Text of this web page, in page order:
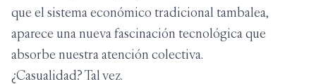
que el sistema económico tradicional tambalea,
aparece una nueva fascinación tecnológica que
absorbe nuestra atención colectiva.
¿Casualidad? Tal vez.